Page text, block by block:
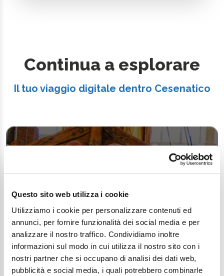
Questo sito web utilizza i cookie
Utilizziamo i cookie per personalizzare contenuti ed
annunci, per fornire funzionalità dei social media e per
analizzare il nostro traffico. Condividiamo inoltre
informazioni sul modo in cui utilizza il nostro sito con i
nostri partner che si occupano di analisi dei dati web,
pubblicità e social media, i quali potrebbero combinarle
Continua a esplorare
Il tuo viaggio digitale dentro Cesenatico